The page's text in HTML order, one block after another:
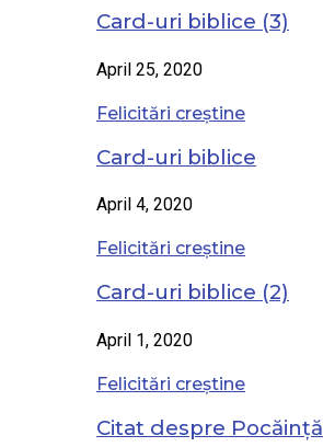
Card-uri biblice (3)
April 25, 2020
Felicitări creștine
Card-uri biblice
April 4, 2020
Felicitări creștine
Card-uri biblice (2)
April 1, 2020
Felicitări creștine
Citat despre Pocăință